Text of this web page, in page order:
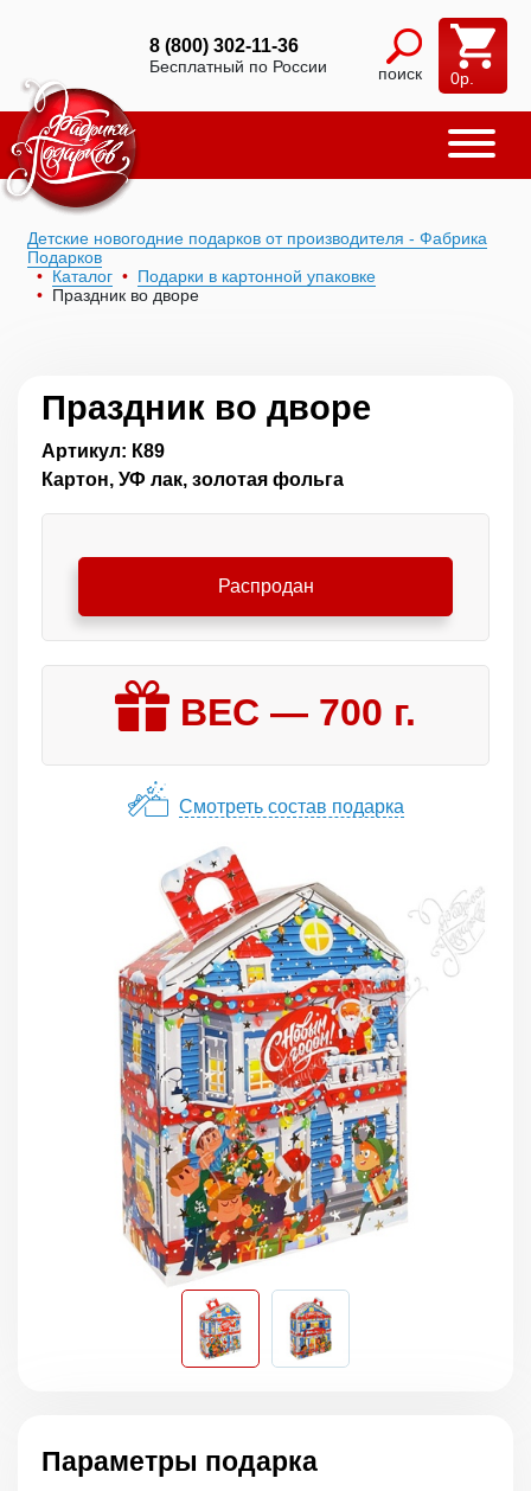
8 (800) 302-11-36
Бесплатный по России поиск 0р.
Детские новогодние подарков от производителя - Фабрика
Подарков
Каталог
Подарки в картонной упаковке
Праздник во дворе
Праздник во дворе
Артикул: К89
Картон, УФ лак, золотая фольга
Распродан
ВЕС — 700 г.
Смотреть состав подарка
Параметры подарка